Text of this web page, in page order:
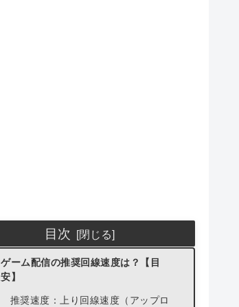
目次
ゲーム配信の推奨回線速度は？【目
安】
推奨速度：上り回線速度（アップロ